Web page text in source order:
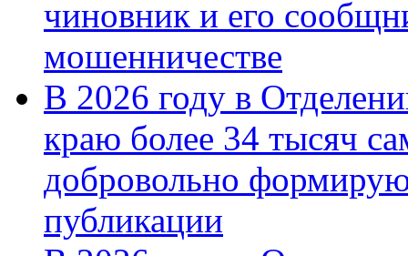
чиновник и его
мошенничестве
В 2026 году в
краю более 34 тысяч
добровольно
публикации